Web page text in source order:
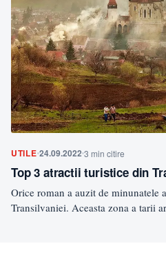
UTILE 24.09.2022 3 min citire
Top 3 atractii turistice din
Orice roman a auzit de minunatele
Transilvaniei. Aceasta zona a tarii